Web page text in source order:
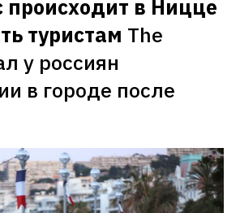
происходит в Ницце
туристам The
у россиян
в городе после